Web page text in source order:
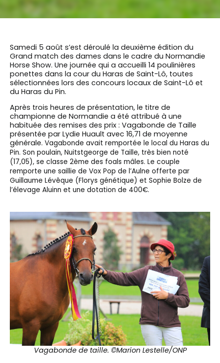
Samedi 5 août s’est déroulé la deuxième édition du
Grand match des dames dans le cadre du Normandie
Horse Show. Une journée qui a accueilli 14 poulinières
ponettes dans la cour du Haras de Saint-Lô, toutes
sélectionnées lors des concours locaux de Saint-Lô et
du Haras du Pin.
Après trois heures de présentation, le titre de
championne de Normandie a été attribué à une
habituée des remises des prix : Vagabonde de Taille
présentée par Lydie Huault avec 16,71 de moyenne
générale. Vagabonde avait remportée le local du Haras du
Pin. Son poulain, Nuitstgeorge de Taille, très bien noté
(17,05), se classe 2ème des foals mâles. Le couple
remporte une saillie de Vox Pop de l’Aulne offerte par
Guillaume Lévêque (Florys génétique) et Sophie Bolze de
l’élevage Aluinn et une dotation de 400€.
Vagabonde de taille. ©Marion Lestelle/ONP